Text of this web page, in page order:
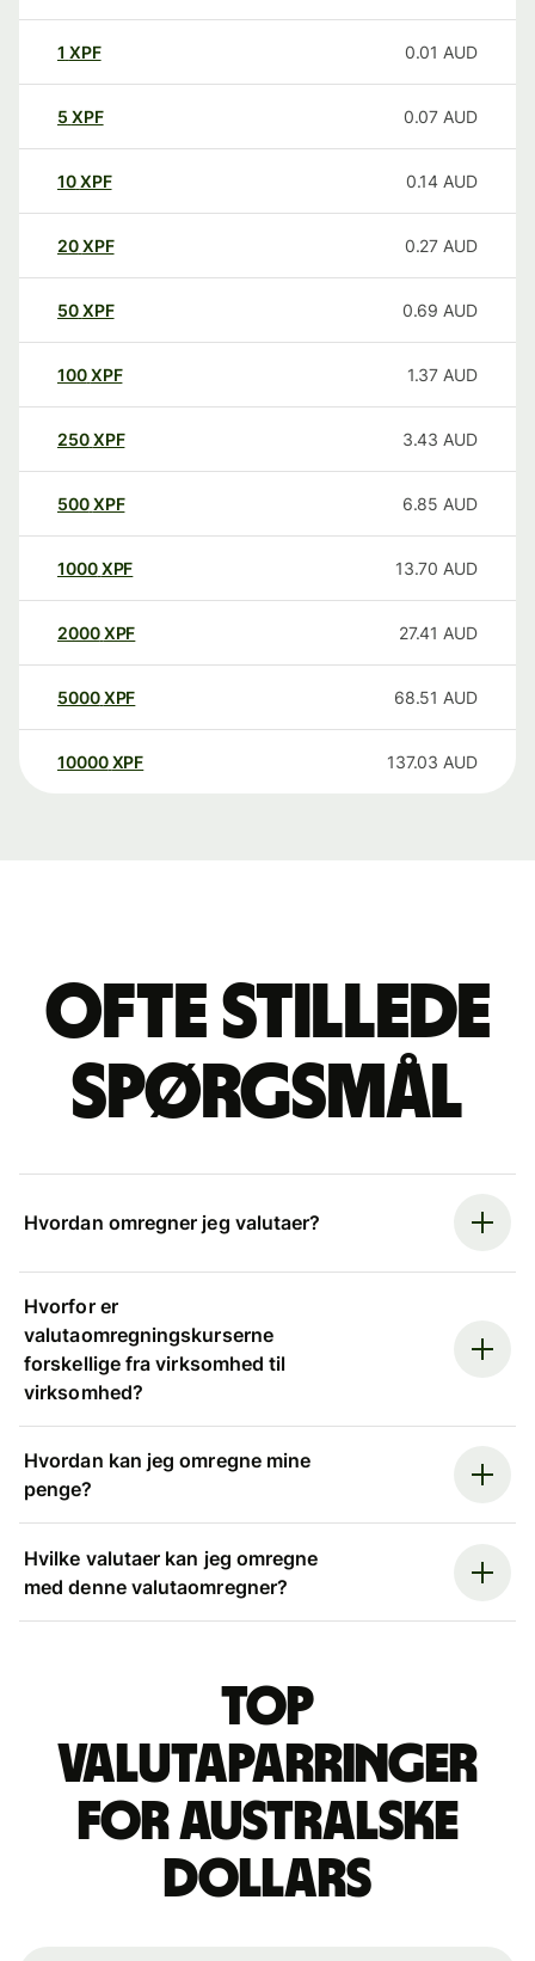
1 XPF 0.01 AUD
5 XPF 0.07 AUD
10XPF 0.14 AUD
20XPF 0.27 AUD
50XPF 0.69 AUD
100XPF 1.37 AUD
250XPF 3.43 AUD
500XPF 6.85 AUD
1000XPF 13.70 AUD
2000XPF 27.41 AUD
5000XPF 68.51 AUD
10000 XPF 137.03 AUD
Ofte stillede
spørgsmål
Hvordan omregner jeg valutaer?
Hvorfor er
valutaomregningskurserne
forskellige fra virksomhed til
virksomhed?
Hvordan kan jeg omregne mine
penge?
Hvilke valutaer kan jeg omregne
med denne valutaomregner?
Top
valutaparringer
for australske
dollars